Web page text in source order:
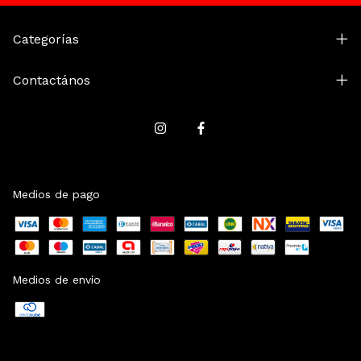
Categorías
Contactános
Medios de pago
Medios de envío